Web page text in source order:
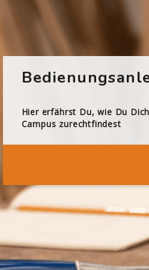
Hier erfährst Du, wie Du
Campus zurechtfindest